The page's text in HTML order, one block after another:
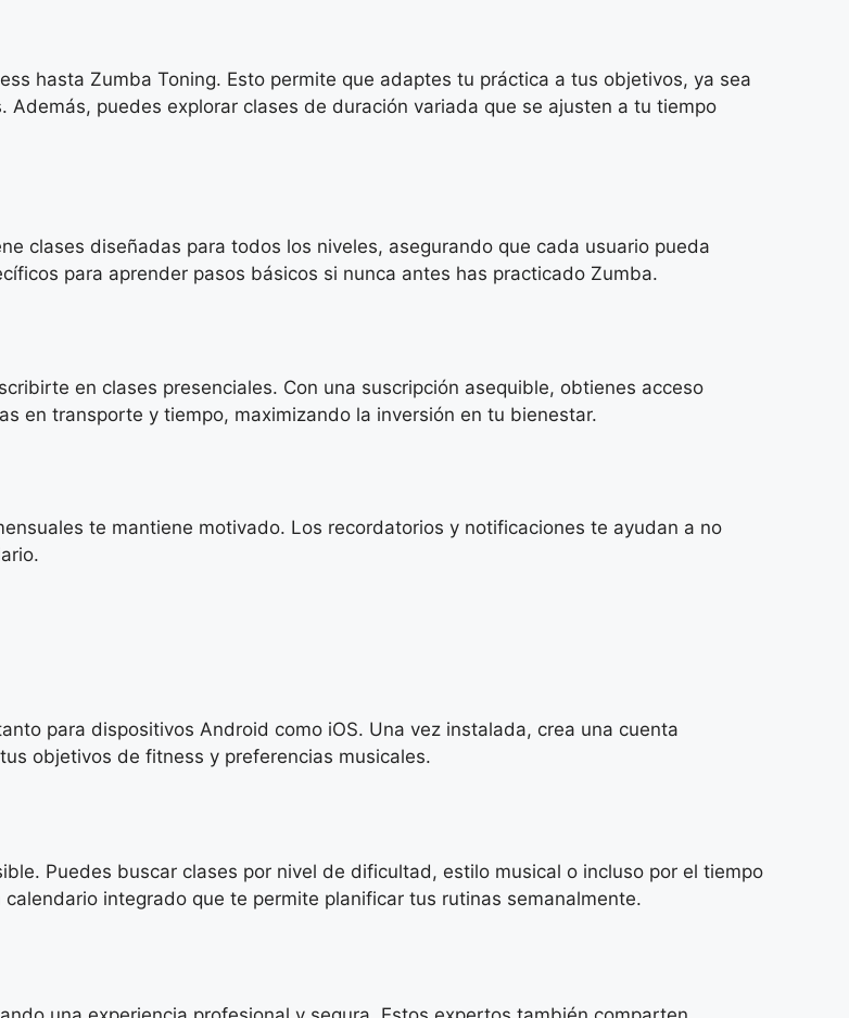
hasta Zumba Toning. Esto permite que adaptes tu práctica a tus objetivos, ya sea
puedes explorar clases de duración variada que se ajusten a tu tiempo
clases diseñadas para todos los niveles, asegurando que cada usuario pueda
para aprender pasos básicos si nunca antes has practicado Zumba.
en clases presenciales. Con una suscripción asequible, obtienes acceso
en transporte y tiempo, maximizando la inversión en tu bienestar.
te mantiene motivado. Los recordatorios y notificaciones te ayudan a no
para dispositivos Android como iOS. Una vez instalada, crea una cuenta
objetivos de fitness y preferencias musicales.
Puedes buscar clases por nivel de dificultad, estilo musical o incluso por el tiempo
integrado que te permite planificar tus rutinas semanalmente.